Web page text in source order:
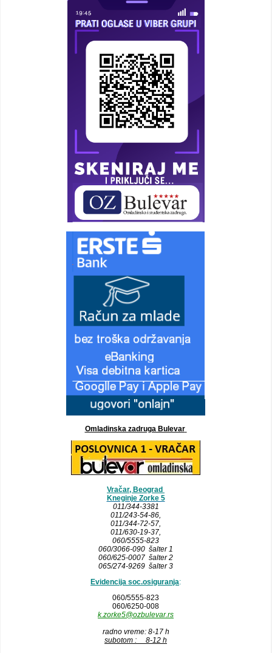
Omladinska zadruga Bulevar
Vračar, Beograd
Kneginje Zorke 5
011/344-3381
011/243-54-86,
011/344-72-57,
011/630-19-37,
060/5555-823
060/3066-090 šalter 1
060/625-0007 šalter 2
065/274-9269 šalter 3
Evidencija soc.osiguranja:
060/5555-823
060/6250-008
k.zorke5@ozbulevar.rs
radno vreme: 8-17 h
subotom : 8-12 h